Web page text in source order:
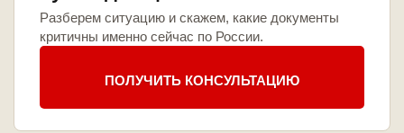
Разберем ситуацию и скажем, какие документы
критичны именно сейчас по России.
ПОЛУЧИТЬ КОНСУЛЬТАЦИЮ